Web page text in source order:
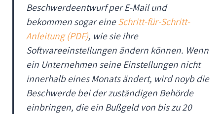
Beschwerdeentwurf per E-Mail und
bekommen sogar eineSchritt-für-Schritt-
Anleitung (PDF), wie sie ihre
Softwareeinstellungen ändern können. Wenn
ein Unternehmen seine Einstellungen nicht
innerhalb eines Monats ändert, wirdnoybdie
Beschwerde bei der zuständigen Behörde
einbringen, die ein Bußgeld von bis zu 20